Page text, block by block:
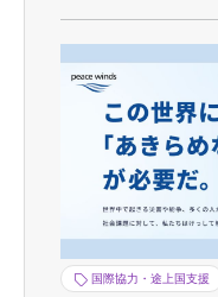
国際協力・途上国支援